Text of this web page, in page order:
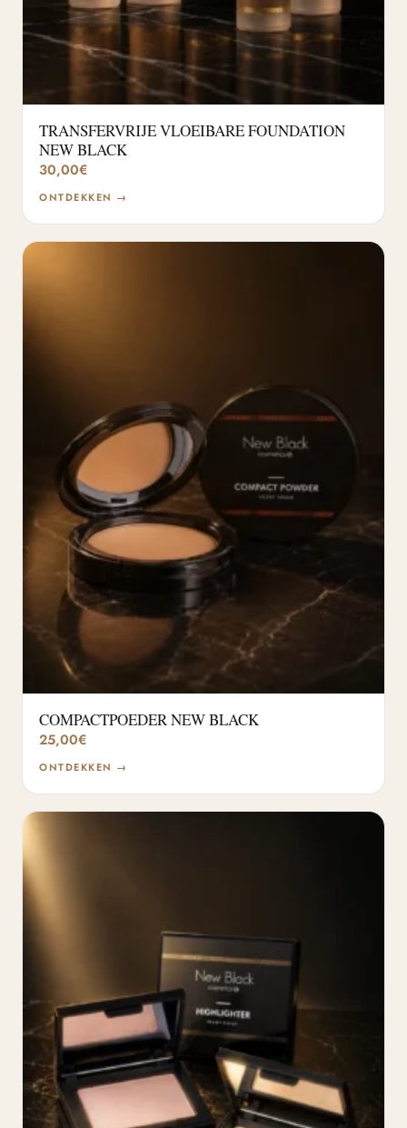
TRANSFERVRIJE VLOEIBARE FOUNDATION
NEW BLACK
30,00€
ONTDEKKEN →
COMPACTPOEDER NEW BLACK
25,00€
ONTDEKKEN →